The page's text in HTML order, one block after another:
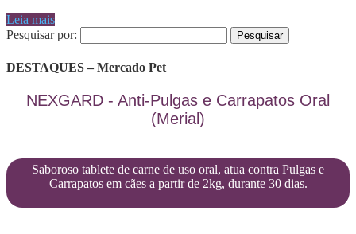
Leia mais
Pesquisar por:
DESTAQUES – Mercado Pet
NEXGARD - Anti-Pulgas e Carrapatos Oral
(Merial)
Saboroso tablete de carne de uso oral, atua contra Pulgas e
Carrapatos em cães a partir de 2kg, durante 30 dias.